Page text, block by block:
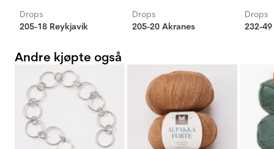
Drops
205-18 Reykjavik
Drops
205-20 Akranes
Drops
232-
Andre kjøpte også